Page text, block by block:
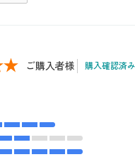
ご購入者様 購入確認済み